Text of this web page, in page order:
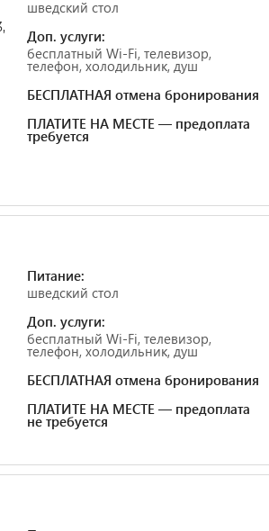
шведский стол
Доп. услуги:
бесплатный Wi-Fi, телевизор,
телефон, холодильник, душ
БЕСПЛАТНАЯ отмена бронирования
ПЛАТИТЕ НА МЕСТЕ — предоплата
требуется
Питание:
шведский стол
Доп. услуги:
бесплатный Wi-Fi, телевизор,
телефон, холодильник, душ
БЕСПЛАТНАЯ отмена бронирования
ПЛАТИТЕ НА МЕСТЕ — предоплата
не требуется